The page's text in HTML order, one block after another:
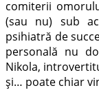
comiterii
(sau nu) sub
psihiatră de
personală nu
Nikola,
și… poate chiar